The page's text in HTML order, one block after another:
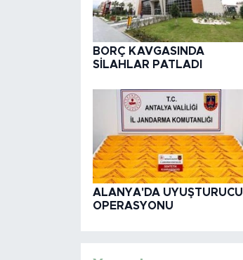
BORÇ KAVGASINDA
SİLAHLAR PATLADI
ALANYA'DA UYUŞTURUCU
OPERASYONU